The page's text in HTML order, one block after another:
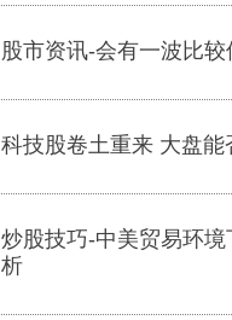
股市资讯-会有一波比
科技股卷土重来 大盘能
炒股技巧-中美贸易环
析